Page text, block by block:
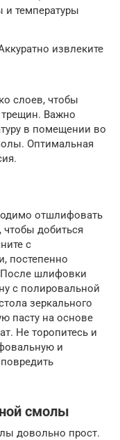
и температуры
извлеките
слоев, чтобы
трещин. Важно
в помещении во
Оптимальная
отшлифовать
чтобы добиться
с
постепенно
После шлифовки
с полировальной
зеркального
пасту на основе
Не торопитесь и
и
смолы
довольно прост.